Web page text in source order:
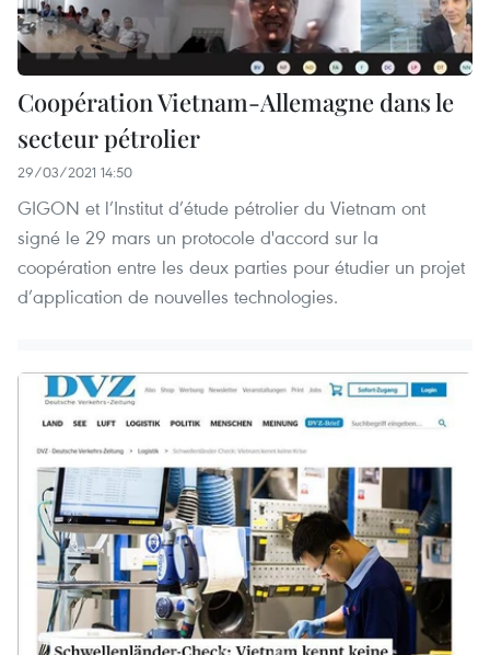
Coopération Vietnam-Allemagne dans le
secteur pétrolier
29/03/2021 14:50
GIGON et l’Institut d’étude pétrolier du Vietnam ont
signé le 29 mars un protocole d'accord sur la
coopération entre les deux parties pour étudier un projet
d’application de nouvelles technologies.